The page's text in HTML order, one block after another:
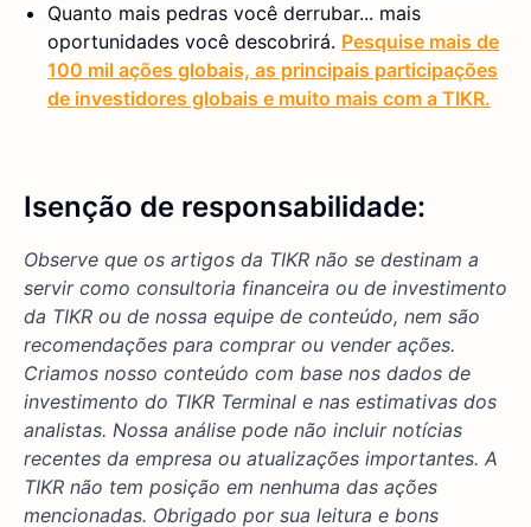
Quanto mais pedras você derrubar... mais
oportunidades você descobrirá. Pesquise mais de
100 mil ações globais, as principais participações
de investidores globais e muito mais com a TIKR.
Isenção de responsabilidade:
Observe que os artigos da TIKR não se destinam a
servir como consultoria financeira ou de investimento
da TIKR ou de nossa equipe de conteúdo, nem são
recomendações para comprar ou vender ações.
Criamos nosso conteúdo com base nos dados de
investimento do TIKR Terminal e nas estimativas dos
analistas. Nossa análise pode não incluir notícias
recentes da empresa ou atualizações importantes. A
TIKR não tem posição em nenhuma das ações
mencionadas. Obrigado por sua leitura e bons